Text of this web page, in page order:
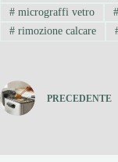
#micrograffi vetro #
#rimozione calcare
PRECEDENTE